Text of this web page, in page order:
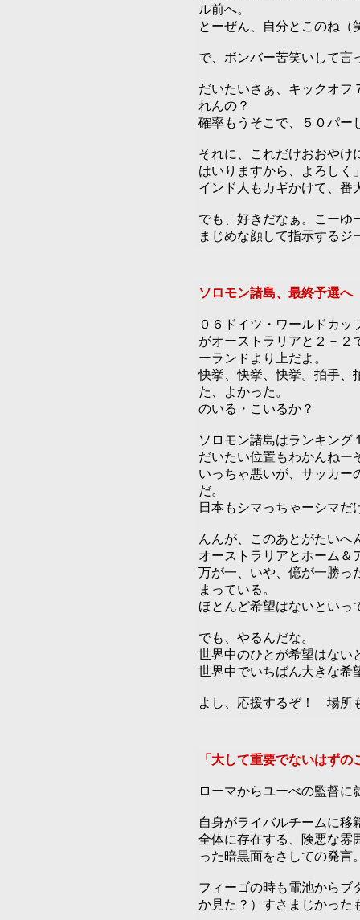
ル前へ。
とーぜん、自分とこのね（
で、ボンバー苦笑いして言
だいたいさぁ、キックオフ
れんの？
確率もうそこで、５０パー
それに、これだけおおやけ
はいりますから、よろしく
インド人もカギかけて、番
でも、好きだなぁ。こーゆ
まじめな顔して指示するジ
ソロモン諸島、最終予選へ
０６ドイツ・ワールドカッ
がオーストラリアと２－２
ーランドより上だよ。
快挙、快挙、快挙。拍手、
た、よかった。
のいる・こいるか？
ソロモン諸島はランキング
だいたい位置もわかんねー
いっちゃ悪いが、サッカー
だ。
日本もシマっちゃーシマだ
んんが、このあとがたいへ
オーストラリアとホーム＆
万が一、いや、億が一勝っ
まっている。
ほとんど希望はないといっ
でも、やるんだな。
世界中のひとが希望はない
世界中でいちばん大きな希
よし、応援するぞ！ 場所
「大して重要でないはず
ローマからユーべの監督に
自身がライバルチームに移
全体に存在する、険悪な雰
った暗黒面をさしての発言
フィーゴの時も電池からブ
か見た？）すさまじかった